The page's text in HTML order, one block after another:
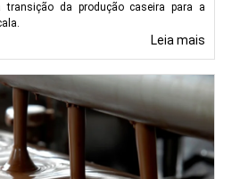
da produção caseira para a
Leia mais